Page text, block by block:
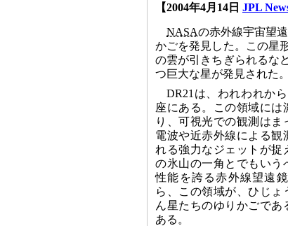
【2004年4月14日 JPL
NASAの赤外線宇宙望
かごを発見した。この星
の雲が引きちぎられるな
つ巨大な星が発見された。
DR21は、われわれか
座にある。この領域に
り、可視光での観測は
電波や近赤外線による観
れる強力なジェットが捉
の氷山の一角とでもいう
性能を誇る赤外線望遠
ら、この領域が、ひじょ
ん星たちのゆりかごで
ある。